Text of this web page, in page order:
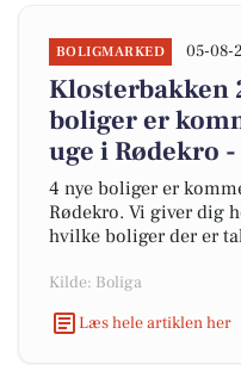
BOLIGMARKED 05-08-
Klosterbakken
boliger er
uge i Rødekro
4 nye boliger er
Rødekro. Vi giver dig
hvilke boliger der er
Kilde: Boliga
Læs hele artiklen her